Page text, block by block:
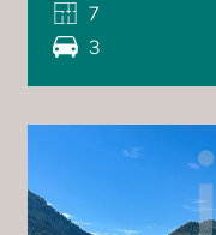
7
3